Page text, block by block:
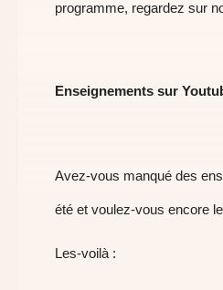
programme, regardez sur
Enseignements sur
Avez-vous manqué des
été et voulez-vous encore
Les-voilà :